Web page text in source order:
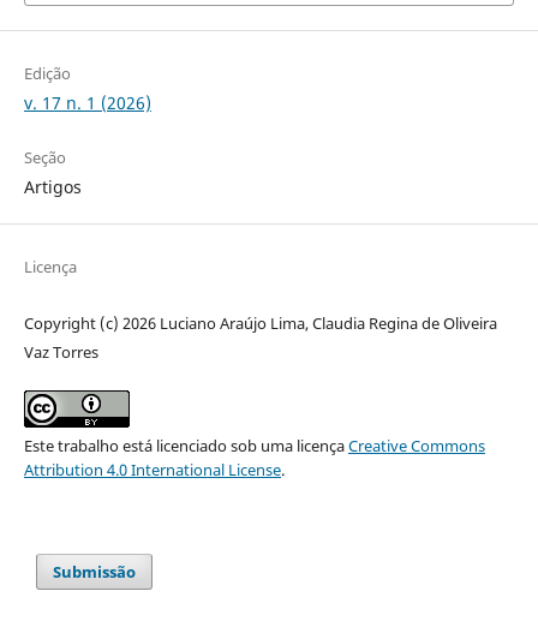
Edição
v. 17 n. 1 (2026)
Seção
Artigos
Licença
Copyright (c) 2026 Luciano Araújo Lima, Claudia Regina de Oliveira
Vaz Torres
Este trabalho está licenciado sob uma licençaCreative Commons
Attribution 4.0 International License.
Submissão